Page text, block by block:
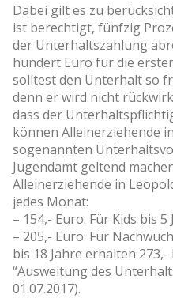
Dabei gilt es zu
ist berechtigt, fünfzig
der Unterhaltszahlung
hundert Euro für die
solltest den Unterhalt so
denn er wird nicht
dass der
können Alleinerziehende
sogenannten
Jugendamt geltend
Alleinerziehende in
jedes Monat:
– 154,- Euro: Für Kids bis 5
– 205,- Euro: Für
bis 18 Jahre erhalten
“Ausweitung des
01.07.2017).